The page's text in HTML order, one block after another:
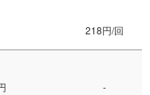
218円/回
-